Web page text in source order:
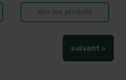
Voir les produits
suivant »